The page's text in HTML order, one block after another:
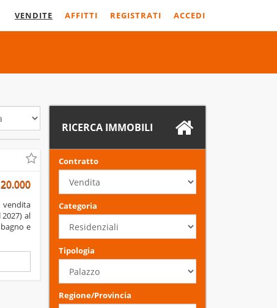
VENDITE AFFITTI REGISTRATI ACCEDI
al
e
RICERCA IMMOBILI
Contratto
Categoria
Tipologia
Regione/Provincia